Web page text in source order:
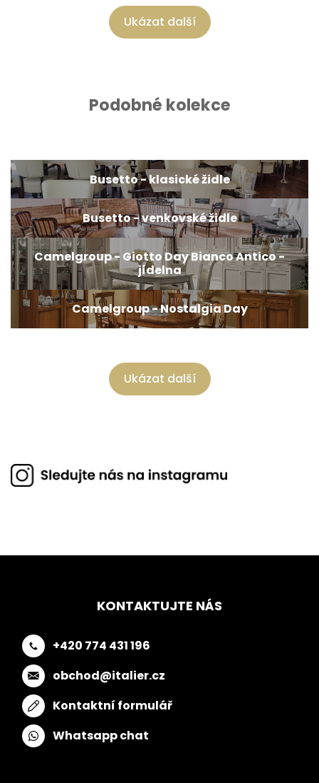
Ukázat další
Podobné kolekce
Busetto - klasické židle
Busetto - venkovské židle
Camelgroup - Giotto Day Bianco Antico -
jídelna
Camelgroup - Nostalgia Day
Ukázat další
KONTAKTUJTE NÁS
+420 774 431 196
obchod@italier.cz
Kontaktní formulář
Whatsapp chat